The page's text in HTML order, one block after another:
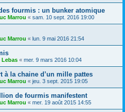
fourmis : un bunker atomique
Marrou « sam. 10 sept. 2016 19:00
Marrou « lun. 9 mai 2016 21:54
Lebas « mer. 9 mars 2016 10:04
à la chaine d’un mille pattes
Marrou « jeu. 3 sept. 2015 19:05
de fourmis manifestent
Marrou « mer. 19 août 2015 14:55